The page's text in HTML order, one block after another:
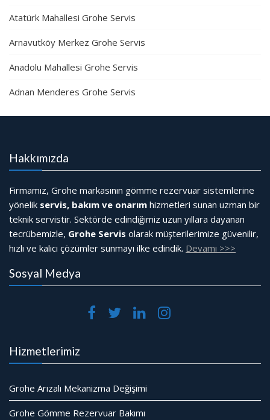
Atatürk Mahallesi Grohe Servis
Arnavutköy Merkez Grohe Servis
Anadolu Mahallesi Grohe Servis
Adnan Menderes Grohe Servis
Hakkımızda
Firmamız, Grohe markasının gömme rezervuar sistemlerine
yönelik servis, bakım ve onarım hizmetleri sunan uzman bir
teknik servistir. Sektörde edindiğimiz uzun yıllara dayanan
tecrübemizle, Grohe Servis olarak müşterilerimize güvenilir,
hızlı ve kalıcı çözümler sunmayı ilke edindik. Devamı >>>
Sosyal Medya
Hizmetlerimiz
Grohe Arızalı Mekanizma Değişimi
Grohe Gömme Rezervuar Bakımı